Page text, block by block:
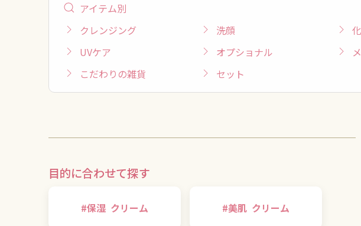
アイテム別
クレンジング
洗顔
UVケア
オプショナル
こだわりの雑貨
セット
目的に合わせて探す
#保湿 クリーム #美肌 クリーム